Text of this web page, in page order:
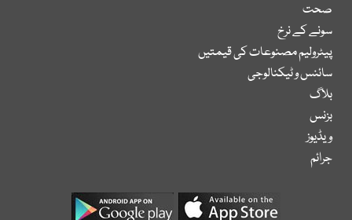
صحت
سونے کے نرخ
پیٹرولیم مصنوعات کی قیمتیں
سائنس و ٹیکنالوجی
بلاگ
بزنس
ویڈیوز
جرائم